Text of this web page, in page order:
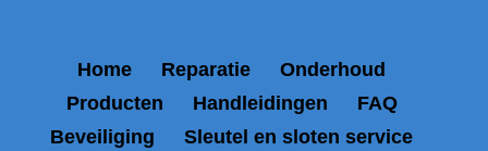
Home Reparatie
Onderhoud
Producten
Handleidingen
FAQ
Beveiliging
Sleutel en sloten service